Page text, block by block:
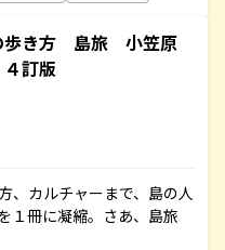
歩き方 島旅 小笠原
訂版
、カルチャーまで、島の人
１冊に凝縮。さあ、島旅